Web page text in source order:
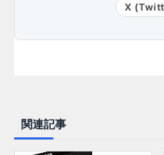
X
関連記事